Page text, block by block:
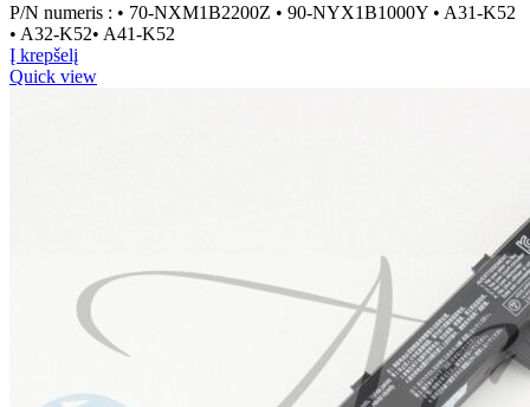
P/N numeris : • 70-NXM1B2200Z • 90-NYX1B1000Y • A31-K52
• A32-K52• A41-K52
Į krepšelį
Quick view